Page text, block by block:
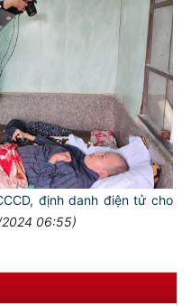
định danh điện tử cho
06:55)
MỆNH LÀ:
CHÍNH
ĐỠ
THÀNH
PHÉP